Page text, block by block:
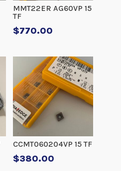
MMT22ER AG60VP 15
TF
$770.00
CCMT060204VP 15 TF
$380.00